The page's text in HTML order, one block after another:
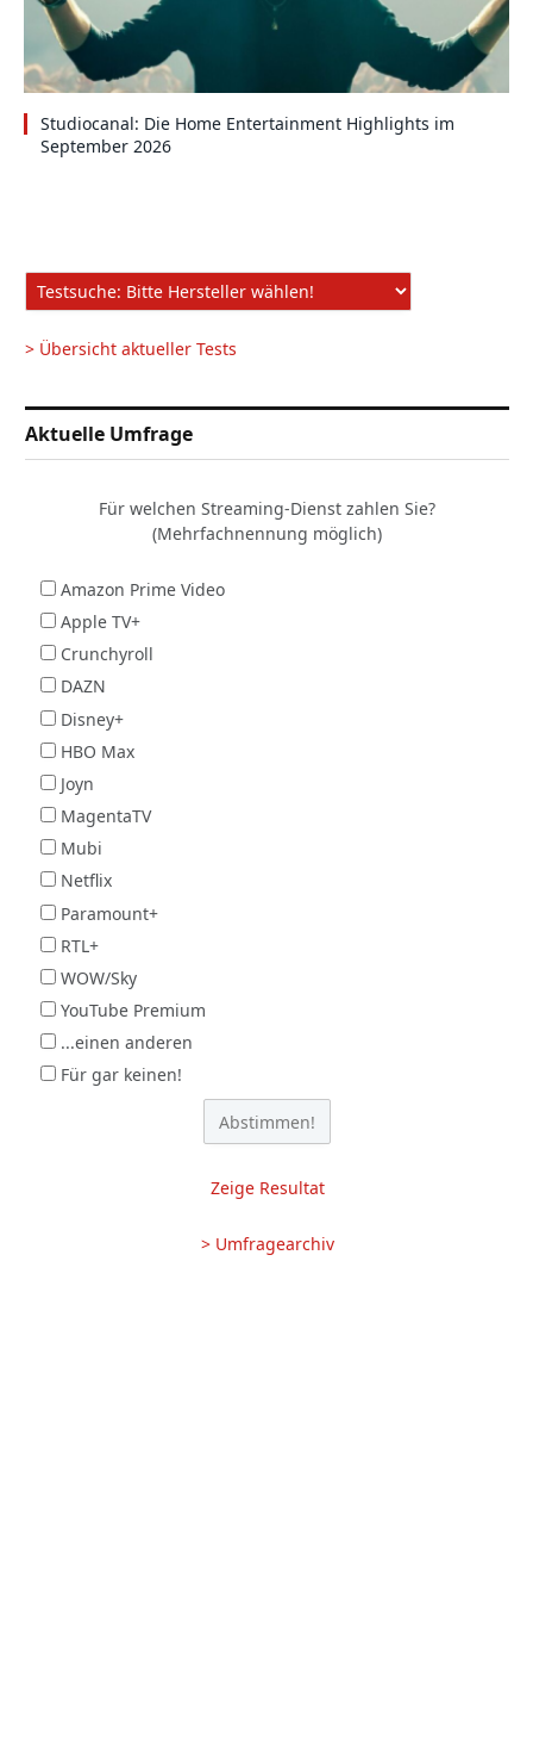
Studiocanal: Die Home Entertainment Highlights im
September 2026
> Übersicht aktueller Tests
Aktuelle Umfrage
Für welchen Streaming-Dienst zahlen Sie?
(Mehrfachnennung möglich)
Amazon Prime Video
Apple TV+
Crunchyroll
DAZN
Disney+
HBO Max
Joyn
MagentaTV
Mubi
Netflix
Paramount+
RTL+
WOW/Sky
YouTube Premium
...einen anderen
Für gar keinen!
Zeige Resultat
> Umfragearchiv